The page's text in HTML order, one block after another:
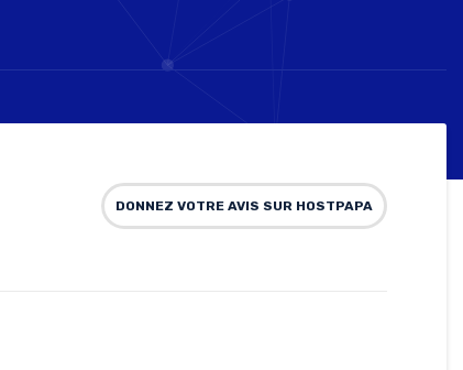
DONNEZ VOTRE AVIS SUR HOSTPAPA